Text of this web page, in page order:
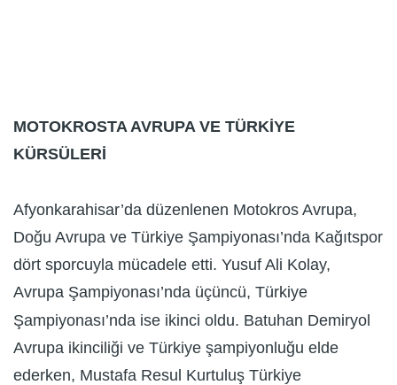
MOTOKROSTA AVRUPA VE TÜRKİYE
KÜRSÜLERİ
Afyonkarahisar’da düzenlenen Motokros Avrupa,
Doğu Avrupa ve Türkiye Şampiyonası’nda Kağıtspor
dört sporcuyla mücadele etti. Yusuf Ali Kolay,
Avrupa Şampiyonası’nda üçüncü, Türkiye
Şampiyonası’nda ise ikinci oldu. Batuhan Demiryol
Avrupa ikinciliği ve Türkiye şampiyonluğu elde
ederken, Mustafa Resul Kurtuluş Türkiye